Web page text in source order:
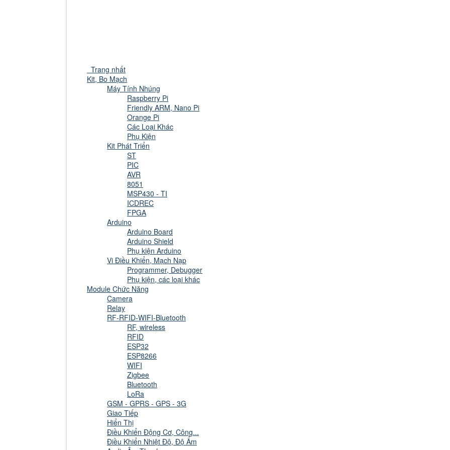
Trang nhất
Kit, Bo Mạch
Máy Tính Nhúng
Raspberry Pi
Friendly ARM, Nano Pi
Orange Pi
Các Loại Khác
Phụ Kiện
Kit Phát Triển
ST
PIC
AVR
8051
MSP430 - TI
ICDREC
FPGA
Arduino
Arduino Board
Arduino Shield
Phụ kiện Arduino
Vi Điều Khiển, Mạch Nạp
Programmer, Debugger
Phụ kiện, các loại khác
Module Chức Năng
Camera
Relay
RF-RFID-WIFI-Bluetooth
RF, wireless
RFID
ESP32
ESP8266
WIFI
Zigbee
Bluetooth
LoRa
GSM - GPRS - GPS - 3G
Giao Tiếp
Hiển Thị
Điều Khiển Động Cơ, Công...
Điều Khiển Nhiệt Độ, Độ Ẩm